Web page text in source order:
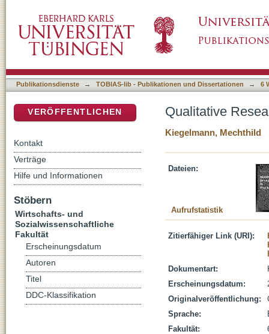
Publikationsdienste → TOBIAS-lib - Publikationen und Dissertationen → 6
Qualitative
Kiegelmann, Mechthild
Dateien:
Aufrufstatistik
Zitierfähiger Link (URI):
Dokumentart:
Erscheinungsdatum:
Originalveröffentlichung:
Sprache:
Fakultät:
VERÖFFENTLICHEN
Kontakt
Verträge
Hilfe und Informationen
Stöbern
Wirtschafts- und
Sozialwissenschaftliche
Fakultät
Erscheinungsdatum
Autoren
Titel
DDC-Klassifikation